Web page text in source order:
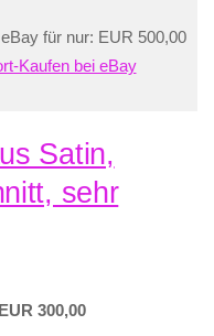
für nur: EUR 500,00
Kaufen bei eBay
Satin,
sehr
EUR 300,00